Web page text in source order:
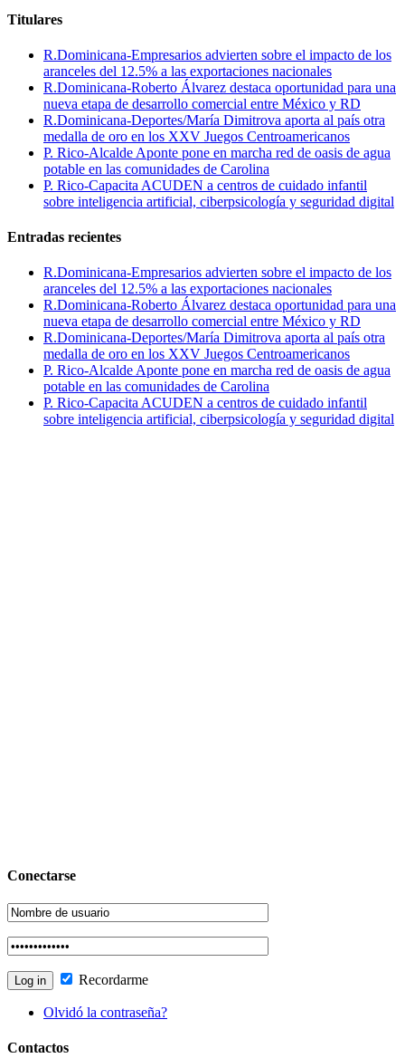
Titulares
R.Dominicana-Empresarios advierten sobre el impacto de los
aranceles del 12.5% a las exportaciones nacionales
R.Dominicana-Roberto Álvarez destaca oportunidad para una
nueva etapa de desarrollo comercial entre México y RD
R.Dominicana-Deportes/María Dimitrova aporta al país otra
medalla de oro en los XXV Juegos Centroamericanos
P. Rico-Alcalde Aponte pone en marcha red de oasis de agua
potable en las comunidades de Carolina
P. Rico-Capacita ACUDEN a centros de cuidado infantil
sobre inteligencia artificial, ciberpsicología y seguridad digital
Entradas recientes
R.Dominicana-Empresarios advierten sobre el impacto de los
aranceles del 12.5% a las exportaciones nacionales
R.Dominicana-Roberto Álvarez destaca oportunidad para una
nueva etapa de desarrollo comercial entre México y RD
R.Dominicana-Deportes/María Dimitrova aporta al país otra
medalla de oro en los XXV Juegos Centroamericanos
P. Rico-Alcalde Aponte pone en marcha red de oasis de agua
potable en las comunidades de Carolina
P. Rico-Capacita ACUDEN a centros de cuidado infantil
sobre inteligencia artificial, ciberpsicología y seguridad digital
Conectarse
Recordarme
Olvidó la contraseña?
Contactos